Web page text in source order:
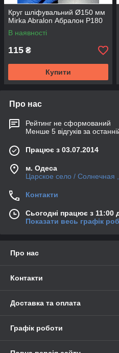
Круг шліфувальний Ø150 мм
Mirka Abralon Абралон P180
В наявності
115 ₴
Купити
Про нас
Рейтинг не сформований
Менше 5 відгуків за
Працює з 03.07.2014
м. Одеса
Царское село / Солнечная
Контакти
Сьогодні працює з 11:00
Показати весь графік
Про нас
Контакти
Доставка та оплата
Графік роботи